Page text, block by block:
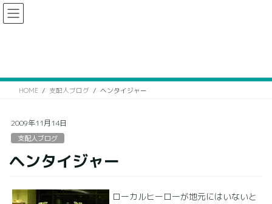
コ
ン
移
ナ
ビ
ン
HOME 支配人ブログ ヘンタイジャー
2009年11月14日
支配人ブログ
ヘンタイジャー
ローカルヒーローが地元にはいないと